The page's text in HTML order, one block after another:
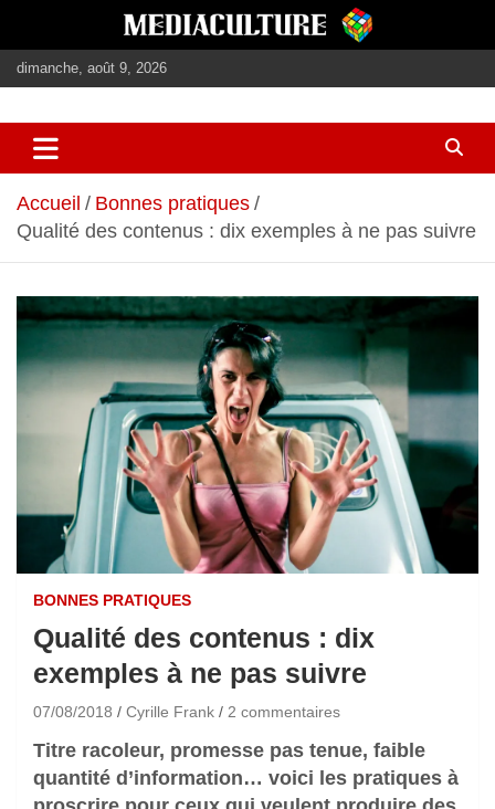
contenu
dimanche, août 9, 2026
mediaculture
Accueil
Bonnes pratiques
Qualité des contenus : dix exemples à ne pas suivre
BONNES PRATIQUES
Qualité des contenus : dix
exemples à ne pas suivre
07/08/2018 Cyrille Frank 2 commentaires
Titre racoleur, promesse pas tenue, faible
quantité d’information… voici les pratiques à